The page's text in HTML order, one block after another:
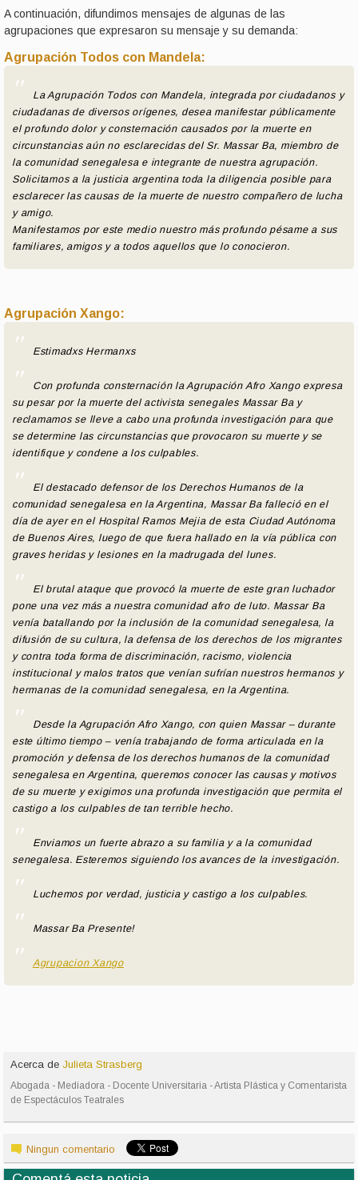
A continuación, difundimos mensajes de algunas de las
agrupaciones que expresaron su mensaje y su demanda:
Agrupación Todos con Mandela:
La Agrupación Todos con Mandela, integrada por ciudadanos y
ciudadanas de diversos orígenes, desea manifestar públicamente
el profundo dolor y consternación causados por la muerte en
circunstancias aún no esclarecidas del Sr. Massar Ba, miembro de
la comunidad senegalesa e integrante de nuestra agrupación.
Solicitamos a la justicia argentina toda la diligencia posible para
esclarecer las causas de la muerte de nuestro compañero de lucha
y amigo.
Manifestamos por este medio nuestro más profundo pésame a sus
familiares, amigos y a todos aquellos que lo conocieron.
Agrupación Xango:
Estimadxs Hermanxs
Con profunda consternación la Agrupación Afro Xango expresa
su pesar por la muerte del activista senegales Massar Ba y
reclamamos se lleve a cabo una profunda investigación para que
se determine las circunstancias que provocaron su muerte y se
identifique y condene a los culpables.
El destacado defensor de los Derechos Humanos de la
comunidad senegalesa en la Argentina, Massar Ba falleció en el
día de ayer en el Hospital Ramos Mejia de esta Ciudad Autónoma
de Buenos Aires, luego de que fuera hallado en la vía pública con
graves heridas y lesiones en la madrugada del lunes.
El brutal ataque que provocó la muerte de este gran luchador
pone una vez más a nuestra comunidad afro de luto. Massar Ba
venía batallando por la inclusión de la comunidad senegalesa, la
difusión de su cultura, la defensa de los derechos de los migrantes
y contra toda forma de discriminación, racismo, violencia
institucional y malos tratos que venían sufrían nuestros hermanos y
hermanas de la comunidad senegalesa, en la Argentina.
Desde la Agrupación Afro Xango, con quien Massar – durante
este último tiempo – venía trabajando de forma articulada en la
promoción y defensa de los derechos humanos de la comunidad
senegalesa en Argentina, queremos conocer las causas y motivos
de su muerte y exigimos una profunda investigación que permita el
castigo a los culpables de tan terrible hecho.
Enviamos un fuerte abrazo a su familia y a la comunidad
senegalesa. Esteremos siguiendo los avances de la investigación.
Luchemos por verdad, justicia y castigo a los culpables.
Massar Ba Presente!
Agrupacion Xango
Acerca de Julieta Strasberg
Abogada - Mediadora - Docente Universitaria - Artista Plástica y Comentarista
de Espectáculos Teatrales
Ningun comentario